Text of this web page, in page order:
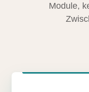
Module,